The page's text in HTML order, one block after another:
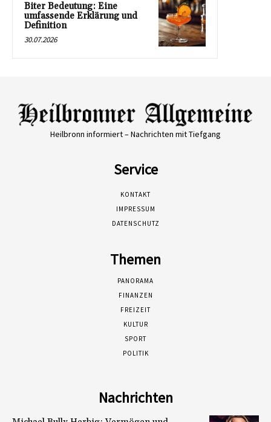
Biter Bedeutung: Eine
umfassende Erklärung und
Definition
30.07.2026
Heilbronn informiert – Nachrichten mit Tiefgang
Service
KONTAKT
IMPRESSUM
DATENSCHUTZ
Themen
PANORAMA
FINANZEN
FREIZEIT
KULTUR
SPORT
POLITIK
Nachrichten